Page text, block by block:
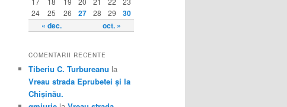
« dec. oct. »
24
25 26 27 28 29 30
COMENTARII RECENTE
Tiberiu C. Turbureanu la
Vreau strada Eprubetei și la
Chișinău.